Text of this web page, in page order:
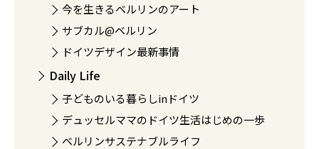
今を生きるベルリンのアート
サブカル@ベルリン
ドイツデザイン最新事情
Daily Life
子どものいる暮らしinドイツ
デュッセルママのドイツ生活はじめの一歩
ベルリンサステナブルライフ